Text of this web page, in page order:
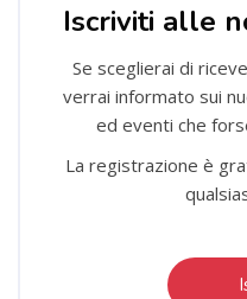
Iscriviti alle
Se sceglierai di
verrai informato sui
ed eventi che
La registrazione è